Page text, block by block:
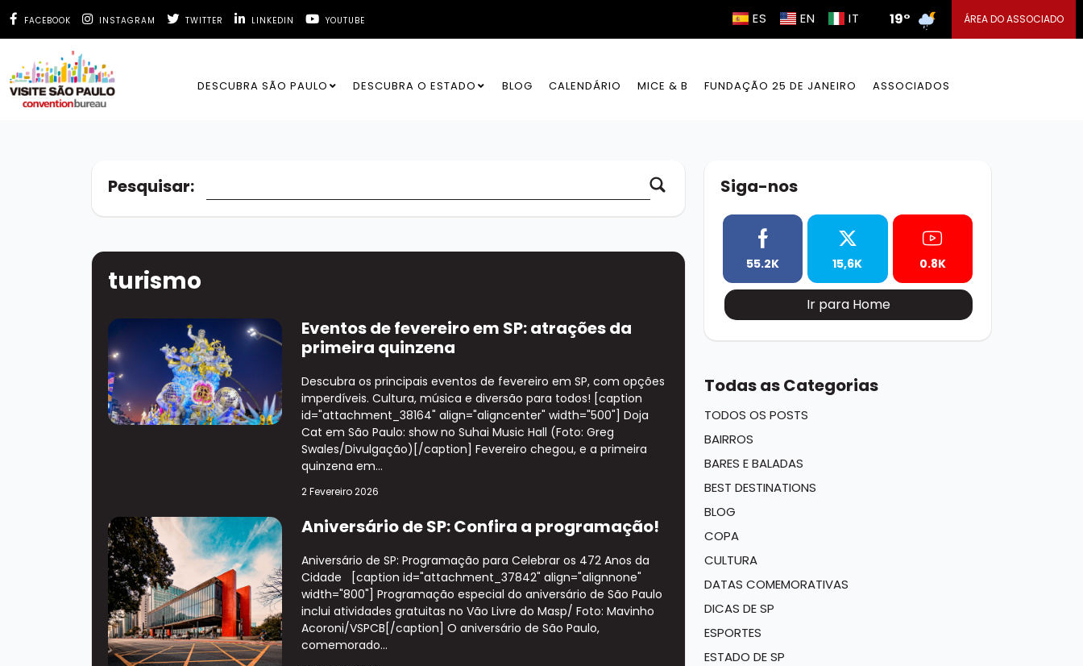
FACEBOOK INSTAGRAM TWITTER LINKEDIN YOUTUBE ES EN IT 19° ÁREA DO ASSOCIADO
DESCUBRA SÃO PAULO DESCUBRA O ESTADO BLOG CALENDÁRIO MICE & B FUNDAÇÃO 25 DE JANEIRO ASSOCIADOS
Pesquisar:
turismo
Eventos de fevereiro em SP: atrações da
primeira quinzena
Descubra os principais eventos de fevereiro em SP, com opções
imperdíveis. Cultura, música e diversão para todos! [caption
id="attachment_38164" align="aligncenter" width="500"] Doja
Cat em São Paulo: show no Suhai Music Hall (Foto: Greg
Swales/Divulgação)[/caption] Fevereiro chegou, e a primeira
quinzena em...
2 Fevereiro 2026
Aniversário de SP: Confira a programação!
Aniversário de SP: Programação para Celebrar os 472 Anos da
Cidade [caption id="attachment_37842" align="alignnone"
width="800"] Programação especial do aniversário de São Paulo
inclui atividades gratuitas no Vão Livre do Masp/ Foto: Mavinho
Acoroni/VSPCB[/caption] O aniversário de São Paulo,
comemorado...
Siga-nos
55.2K 15,6K 0.8K
Ir para Home
Todas as Categorias
TODOS OS POSTS
BAIRROS
BARES E BALADAS
BEST DESTINATIONS
BLOG
COPA
CULTURA
DATAS COMEMORATIVAS
DICAS DE SP
ESPORTES
ESTADO DE SP